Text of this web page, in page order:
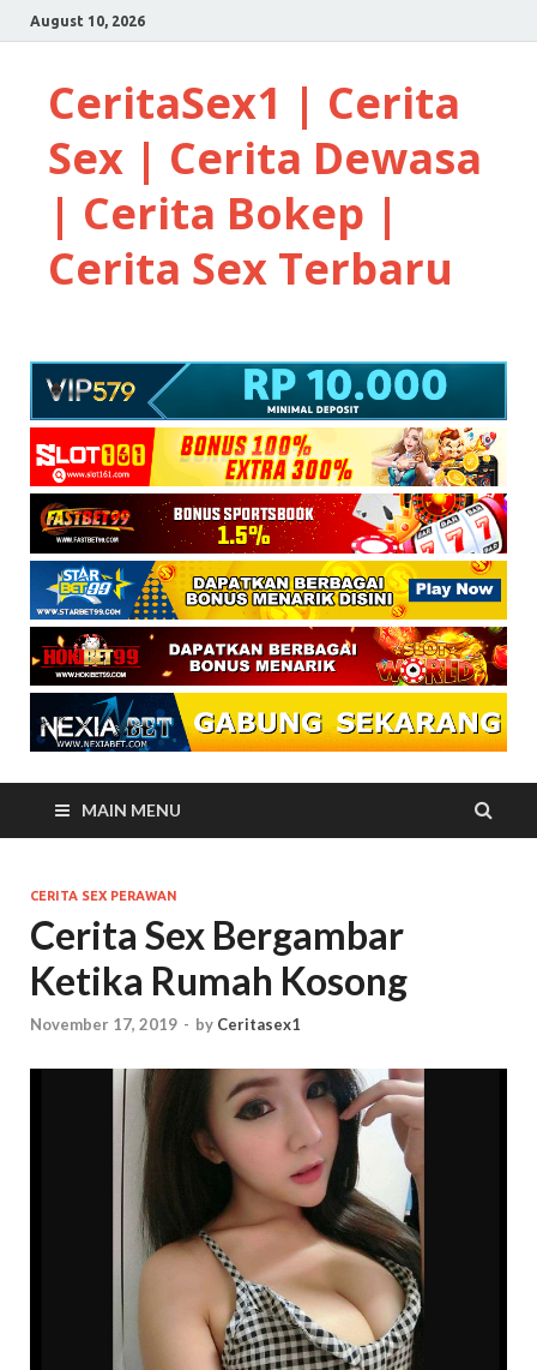
August 10, 2026
CeritaSex1 | Cerita
Sex | Cerita Dewasa
| Cerita Bokep |
Cerita Sex Terbaru
MAIN MENU
CERITA SEX PERAWAN
Cerita Sex Bergambar
Ketika Rumah Kosong
November 17, 2019 - by Ceritasex1